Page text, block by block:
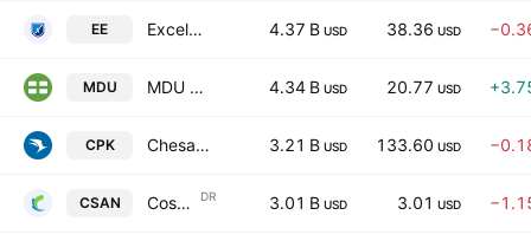
EE Excelerate Energy, Inc. Class A 4.37 B USD 38.36 USD
MDU MDU Resources Group, Inc. 4.34 B USD 20.77 USD
CPK Chesapeake Utilities Corporation 3.21 B USD 133.60 USD
CSAN Cosan S.A. Sponsored ADR DR 3.01 B USD 3.01 USD